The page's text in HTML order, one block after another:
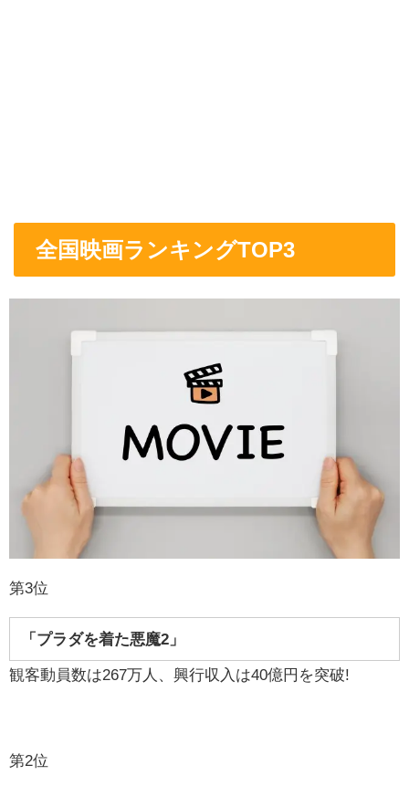
全国映画ランキングTOP3
第3位
「プラダを着た悪魔2」
観客動員数は267万人、興行収入は40億円を突破!
第2位